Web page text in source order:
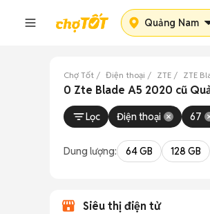
Quảng Nam
Chợ Tốt Điện thoại ZTE ZTE
0 Zte Blade A5 2020 cũ
Lọc Điện thoại 67
Dung lượng: 64 GB 128 GB
Siêu thị điện tử